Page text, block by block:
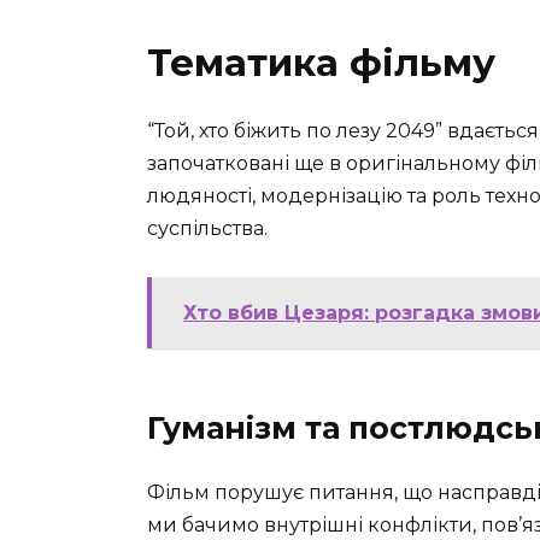
Тематика фільму
“Той, хто біжить по лезу 2049”
започатковані ще в оригінальному
людяності, модернізацію та роль
суспільства.
Хто вбив Цезаря: розгадка
Гуманізм та
Фільм порушує питання, що
ми бачимо внутрішні конфлікти,